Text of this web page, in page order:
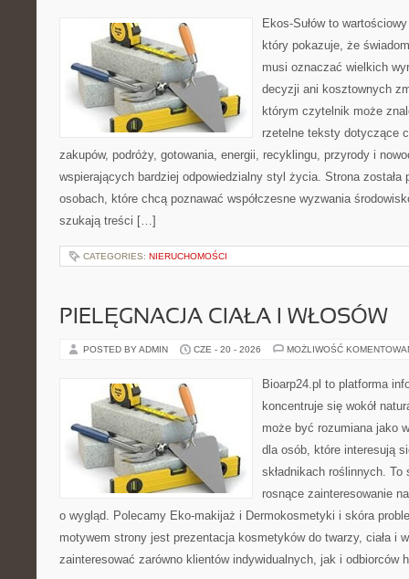
Ekos-Sułów to
który pokazuje, że
musi oznaczać wielkich
decyzji ani kosztownych
którym czytelnik może
rzetelne teksty dotyczące
zakupów, podróży, gotowania, energii, recyklingu, przyrody i
wspierających bardziej odpowiedzialny styl życia. Strona została
osobach, które chcą poznawać współczesne wyzwania
szukają treści […]
CATEGORIES: NIERUCHOMOŚCI
PIELĘGNACJA CIAŁA I WŁOSÓW
POSTED BY ADMIN CZE - 20 - 2026 MOŻLIWOŚĆ
Bioarp24.pl to platforma
koncentruje się wokół
może być rozumiana jako
dla osób, które interesują
składnikach roślinnych.
rosnące zainteresowanie
o wygląd. Polecamy Eko-makijaż i Dermokosmetyki i skóra
motywem strony jest prezentacja kosmetyków do twarzy, ciała i
zainteresować zarówno klientów indywidualnych, jak i